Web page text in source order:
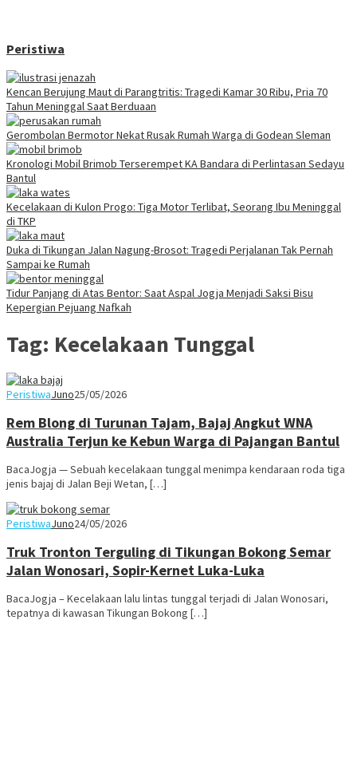
Peristiwa
Kencan Berujung Maut di Parangtritis: Tragedi Kamar 30 Ribu, Pria 70
Tahun Meninggal Saat Berduaan
Gerombolan Bermotor Nekat Rusak Rumah Warga di Godean Sleman
Kronologi Mobil Brimob Terserempet KA Bandara di Perlintasan Sedayu
Bantul
Kecelakaan di Kulon Progo: Tiga Motor Terlibat, Seorang Ibu Meninggal
di TKP
Duka di Tikungan Jalan Nagung-Brosot: Tragedi Perjalanan Tak Pernah
Sampai ke Rumah
Tidur Panjang di Atas Bentor: Saat Aspal Jogja Menjadi Saksi Bisu
Kepergian Pejuang Nafkah
Tag: Kecelakaan Tunggal
PeristiwaJuno25/05/2026
Rem Blong di Turunan Tajam, Bajaj Angkut WNA
Australia Terjun ke Kebun Warga di Pajangan Bantul
BacaJogja — Sebuah kecelakaan tunggal menimpa kendaraan roda tiga
jenis bajaj di Jalan Beji Wetan, […]
PeristiwaJuno24/05/2026
Truk Tronton Terguling di Tikungan Bokong Semar
Jalan Wonosari, Sopir-Kernet Luka-Luka
BacaJogja – Kecelakaan lalu lintas tunggal terjadi di Jalan Wonosari,
tepatnya di kawasan Tikungan Bokong […]